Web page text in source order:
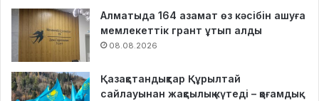
Алматыда 164 азамат өз кәсібін ашуға
мемлекеттік грант ұтып алды
08.08.2026
Қазақстандықтар Құрылтай
сайлауынан жақсылық күтеді – қоғамдық